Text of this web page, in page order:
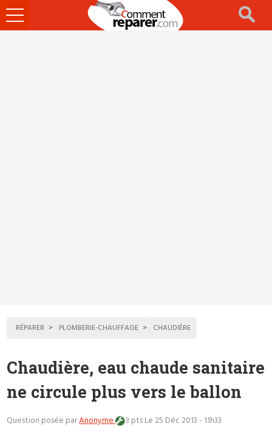
Ouvrir
le
RÉPARER PLOMBERIE-CHAUFFAGE CHAUDIÈRE
Chaudière, eau chaude sanitaire
ne circule plus vers le ballon
Question posée parAnonyme 3 ptsLe 25 Déc 2013 - 11h33